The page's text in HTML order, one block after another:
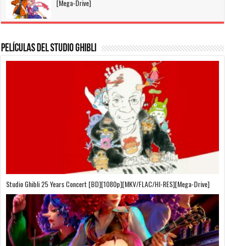
[Mega-Drive]
Películas del Studio Ghibli
On Your Mark [OVA][BDrip][1080p][Sub-Español][Sub-English][MEGA]